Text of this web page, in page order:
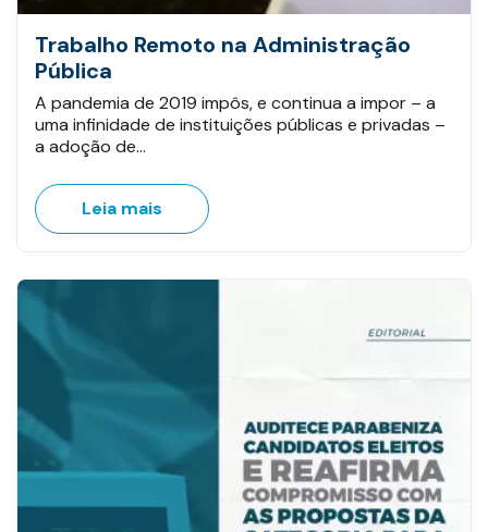
Trabalho Remoto na Administração
Pública
A pandemia de 2019 impôs, e continua a impor – a
uma infinidade de instituições públicas e privadas –
a adoção de…
Leia mais